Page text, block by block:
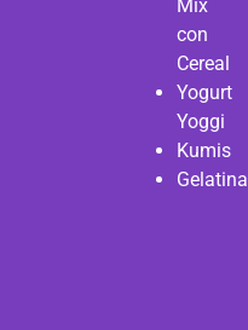
Mix
con
Cereal
Yogurt
Yoggi
Kumis
Gelatina